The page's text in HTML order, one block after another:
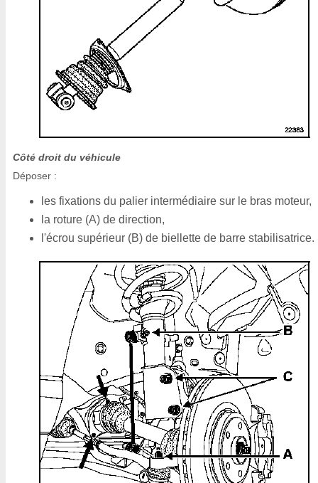
Côté droit du véhicule
Déposer :
les fixations du palier intermédiaire sur le bras moteur,
la roture (A) de direction,
l'écrou supérieur (B) de biellette de barre stabilisatrice.